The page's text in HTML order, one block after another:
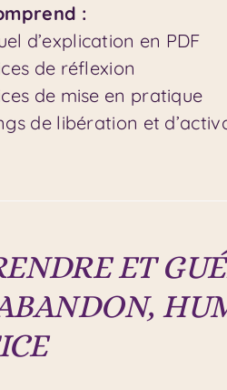
:
d’explication en PDF
de réflexion
de mise en pratique
de libération et
ET